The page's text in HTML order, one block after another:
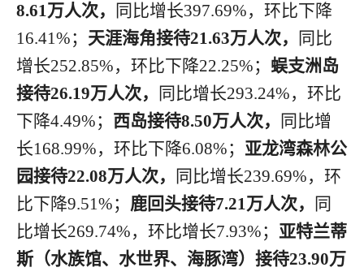
8.61万人次， 同比增长397.69%，环比下降
16.41%； 天涯海角接待21.63万人次，
同比
增长252.85%，环比下降22.25%； 蜈支洲岛
接待26.19万人次， 同比增长293.24%，环比
下降4.49%； 西岛接待8.50万人次，
同比增
长168.99%，环比下降6.08%； 亚龙湾森林公
园接待22.08万人次， 同比增长239.69%，环
比下降9.51%； 鹿回头接待7.21万人次，
同
比增长269.74%，环比增长7.93%； 亚特兰蒂
斯（水族馆、水世界、海豚湾）接待23.90万